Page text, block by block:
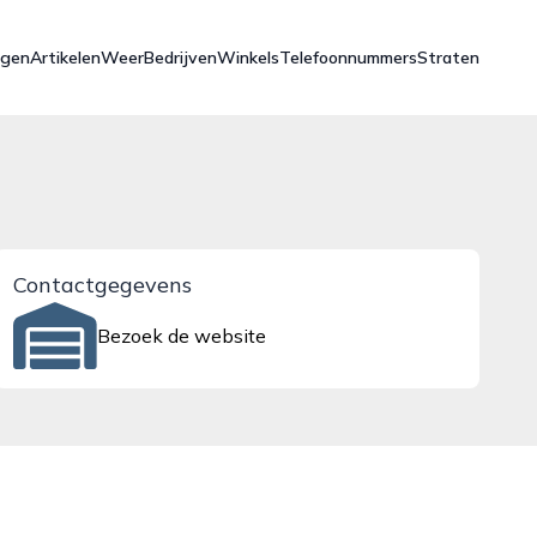
ArtikelenWeerBedrijvenWinkelsTelefoonnummersStraten
Contactgegevens
Bezoek de website